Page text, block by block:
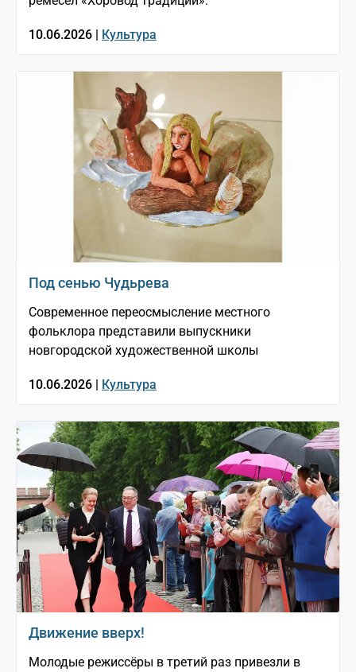
10.06.2026 | Культура
Под сенью Чудьрева
Современное переосмысление местного
фольклора представили выпускники
новгородской художественной школы
10.06.2026 | Культура
Движение вверх!
Молодые режиссёры в третий раз привезли в